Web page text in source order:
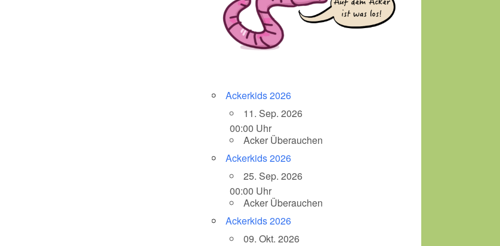
Ackerkids 2026
11. Sep. 2026
00:00 Uhr
Acker Überauchen
Ackerkids 2026
25. Sep. 2026
00:00 Uhr
Acker Überauchen
Ackerkids 2026
09. Okt. 2026